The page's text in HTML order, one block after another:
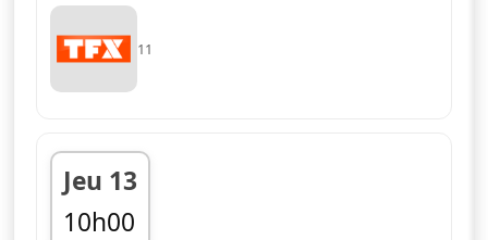
11
Jeu 13
10h00